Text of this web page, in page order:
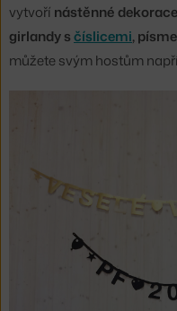
vytvoří nástěnné
girlandy sčíslicemi,
můžete svým hostům